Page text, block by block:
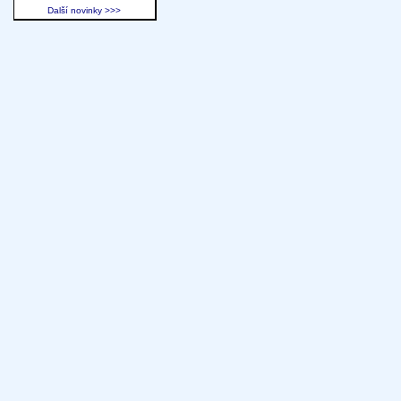
Další novinky >>>